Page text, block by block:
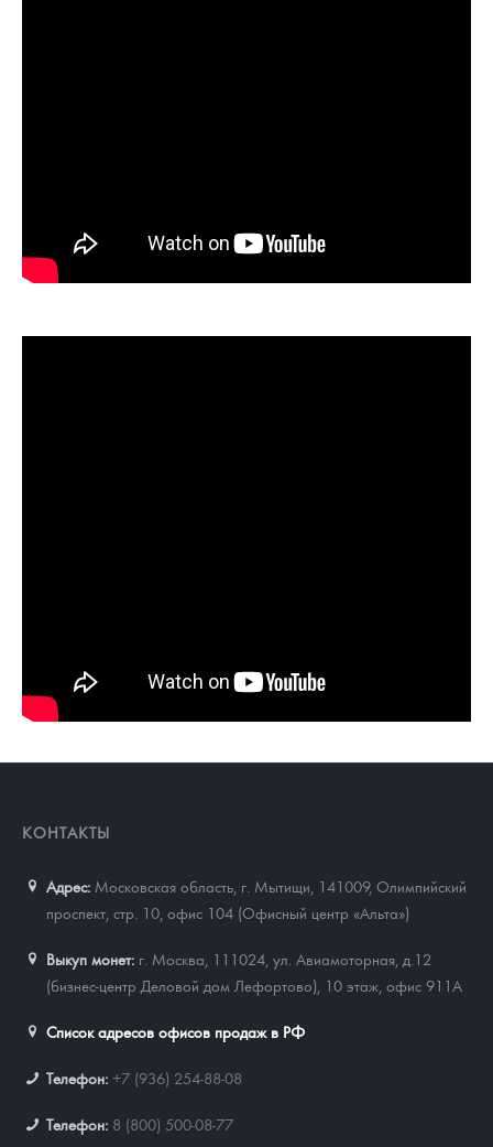
КОНТАКТЫ
Адрес: Московская область, г. Мытищи, 141009, Олимпийский
проспект, стр. 10, офис 104 (Офисный центр «Альта»)
Выкуп монет: г. Москва, 111024, ул. Авиамоторная, д.12
(бизнес-центр Деловой дом Лефортово), 10 этаж, офис 911А
Список адресов офисов продаж в РФ
Телефон: +7 (936) 254-88-08
Телефон: 8 (800) 500-08-77